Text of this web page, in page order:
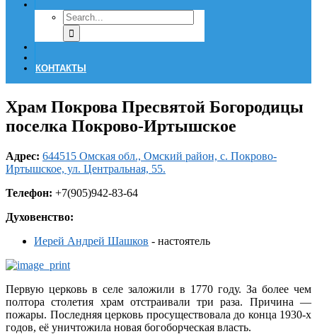
КОНТАКТЫ
Храм Покрова Пресвятой Богородицы
поселка Покрово-Иртышское
Адрес: 644515 Омская обл., Омский район, с. Покрово-
Иртышское, ул. Центральная, 55.
Телефон: +7(905)942-83-64
Духовенство:
Иерей Андрей Шашков - настоятель
Первую церковь в селе заложили в 1770 году. За более чем
полтора столетия храм отстраивали три раза. Причина —
пожары. Последняя церковь просуществовала до конца 1930-х
годов, её уничтожила новая богоборческая власть.